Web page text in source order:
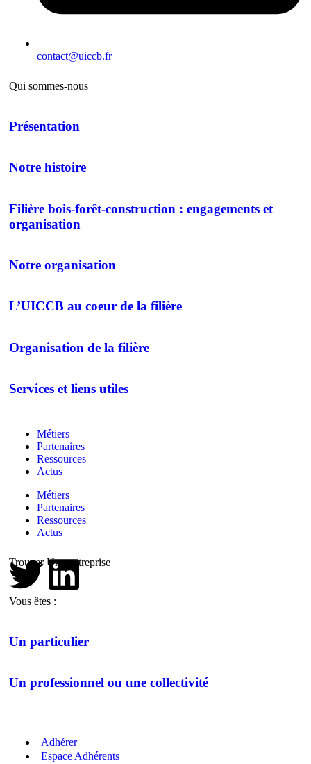
contact@uiccb.fr
Qui sommes-nous
Présentation
Notre histoire
Filière bois-forêt-construction : engagements et
organisation
Notre organisation
L’UICCB au coeur de la filière
Organisation de la filière
Services et liens utiles
Métiers
Partenaires
Ressources
Actus
Métiers
Partenaires
Ressources
Actus
Trouver Une entreprise
Vous êtes :
Un particulier
Un professionnel ou une collectivité
Adhérer
Espace Adhérents